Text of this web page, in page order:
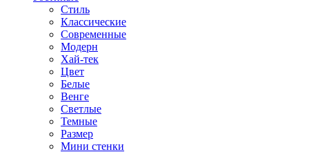
Стиль
Классические
Современные
Модерн
Хай-тек
Цвет
Белые
Венге
Светлые
Темные
Размер
Мини стенки